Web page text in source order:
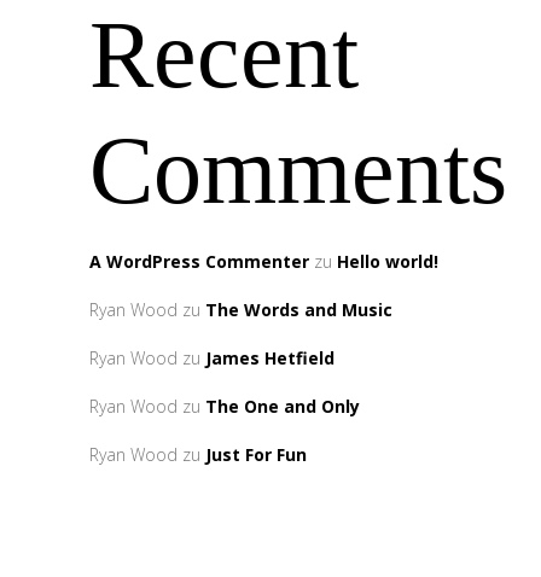
Recent
Comments
A WordPress Commenter zu Hello world!
Ryan Wood zu The Words and Music
Ryan Wood zu James Hetfield
Ryan Wood zu The One and Only
Ryan Wood zu Just For Fun